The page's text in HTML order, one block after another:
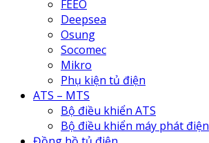
FEEO
Deepsea
Osung
Socomec
Mikro
Phụ kiện tủ điện
ATS – MTS
Bộ điều khiển ATS
Bộ điều khiển máy phát điện